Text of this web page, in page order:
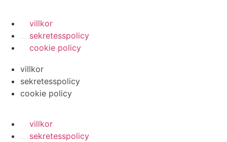
villkor
sekretesspolicy
cookie policy
villkor
sekretesspolicy
cookie policy
villkor
sekretesspolicy